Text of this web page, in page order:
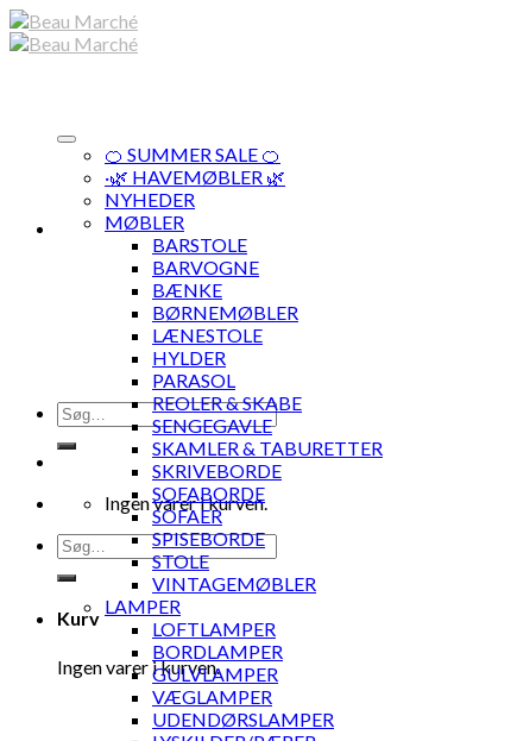
Skip
to
Søg
efter:
Ingen varer i kurven.
Søg
efter:
Kurv
Ingen varer i kurven.
🍊 SUMMER SALE 🍊
·🌿 HAVEMØBLER 🌿
NYHEDER
MØBLER
BARSTOLE
BARVOGNE
BÆNKE
BØRNEMØBLER
LÆNESTOLE
HYLDER
PARASOL
REOLER & SKABE
SENGEGAVLE
SKAMLER & TABURETTER
SKRIVEBORDE
SOFABORDE
SOFAER
SPISEBORDE
STOLE
VINTAGEMØBLER
LAMPER
LOFTLAMPER
BORDLAMPER
GULVLAMPER
VÆGLAMPER
UDENDØRSLAMPER